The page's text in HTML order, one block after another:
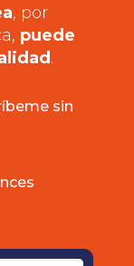
, por
puede
.
sin